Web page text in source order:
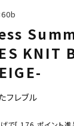
KNIT
フレブル